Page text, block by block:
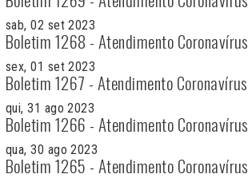
sab, 02 set 2023
Boletim 1268 - Atendimento Coronavírus
sex, 01 set 2023
Boletim 1267 - Atendimento Coronavírus
qui, 31 ago 2023
Boletim 1266 - Atendimento Coronavírus
qua, 30 ago 2023
Boletim 1265 - Atendimento Coronavírus